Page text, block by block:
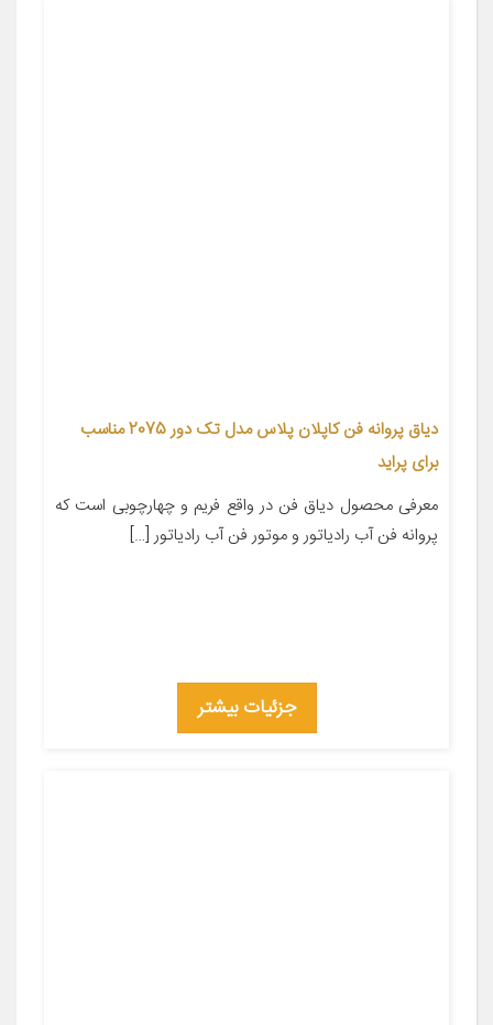
دیاق پروانه فن کاپلان پلاس مدل تک دور 2075 مناسب
برای پراید
معرفی محصول دیاق فن در واقع فریم و چهارچوبی است که
پروانه فن آب رادیاتور و موتور فن آب رادیاتور […]
جزئیات بیشتر